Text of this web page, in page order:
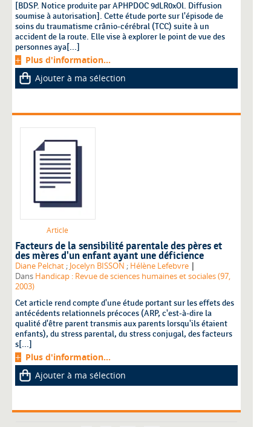
[BDSP. Notice produite par APHPDOC 9dLR0xOl. Diffusion
soumise à autorisation]. Cette étude porte sur l'épisode de
soins du traumatisme crânio-cérébral (TCC) suite à un
accident de la route. Elle vise à explorer le point de vue des
personnes aya[...]
Plus d'information...
Ajouter à ma sélection
Article
Facteurs de la sensibilité parentale des pères et
des mères d'un enfant ayant une déficience
Diane Pelchat;Jocelyn BISSON ; Hélène Lefebvre |
Dans Handicap : Revue de sciences humaines et sociales (97,
2003)
Cet article rend compte d'une étude portant sur les effets des
antécédents relationnels précoces (ARP, c'est-à-dire la
qualité d'être parent transmis aux parents lorsqu'ils étaient
enfants), du stress parental, du stress conjugal, des facteurs
s[...]
Plus d'information...
Ajouter à ma sélection